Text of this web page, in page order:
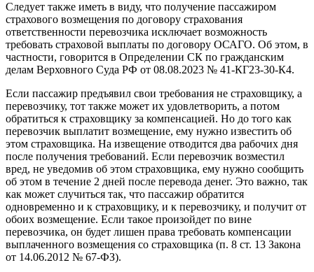
Следует также иметь в виду, что получение пассажиром
страхового возмещения по договору страхования
ответственности перевозчика исключает возможность
требовать страховой выплаты по договору ОСАГО. Об этом, в
частности, говорится в Определении СК по гражданским
делам Верховного Суда РФ от 08.08.2023 № 41-КГ23-30-К4.
Если пассажир предъявил свои требования не страховщику, а
перевозчику, тот также может их удовлетворить, а потом
обратиться к страховщику за компенсацией. Но до того как
перевозчик выплатит возмещение, ему нужно известить об
этом страховщика. На извещение отводится два рабочих дня
после получения требований. Если перевозчик возместил
вред, не уведомив об этом страховщика, ему нужно сообщить
об этом в течение 2 дней после перевода денег. Это важно, так
как может случиться так, что пассажир обратится
одновременно и к страховщику, и к перевозчику, и получит от
обоих возмещение. Если такое произойдет по вине
перевозчика, он будет лишен права требовать компенсации
выплаченного возмещения со страховщика (п. 8 ст. 13 Закона
от 14.06.2012 № 67-ФЗ).